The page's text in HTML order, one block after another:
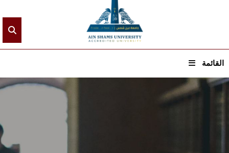
القائمة
الرئيسيـة
القطاعـات